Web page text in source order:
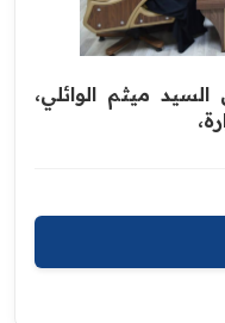
ميثم الوائلي،